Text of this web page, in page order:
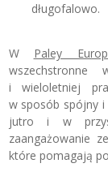
długofalowo.
W Paley
i wieloletniej
w sposób spójny
jutro i w
zaangażowanie
które pomagają